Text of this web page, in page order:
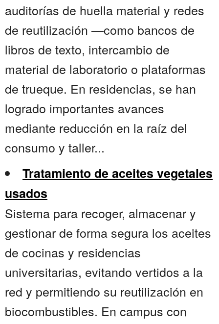
auditorías de huella material y redes
de reutilización —como bancos de
libros de texto, intercambio de
material de laboratorio o plataformas
de trueque. En residencias, se han
logrado importantes avances
mediante reducción en la raíz del
consumo y taller...
Tratamiento de aceites vegetales
usados
Sistema para recoger, almacenar y
gestionar de forma segura los aceites
de cocinas y residencias
universitarias, evitando vertidos a la
red y permitiendo su reutilización en
biocombustibles. En campus con